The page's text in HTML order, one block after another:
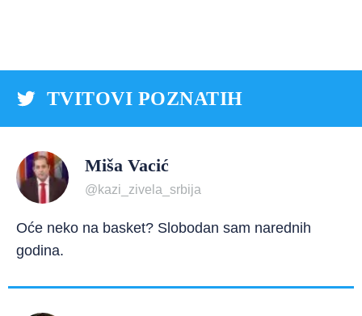
TVITOVI POZNATIH
Miša Vacić
@kazi_zivela_srbija
Oće neko na basket? Slobodan sam narednih
godina.